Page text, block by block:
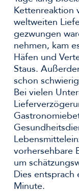
Kettenreaktion
weltweiten
gezwungen
nehmen, kam
Häfen und
Staus.
schon
Bei vielen
vorhersehbare
um
Dies
Minute.